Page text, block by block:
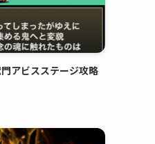
アビスステージ攻略